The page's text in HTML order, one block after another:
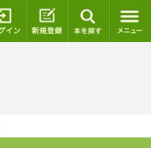
ログイン 新規登録